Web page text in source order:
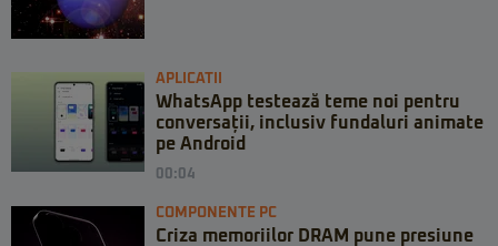
APLICATII
WhatsApp testează teme noi pentru
conversații, inclusiv fundaluri animate
pe Android
00:04
COMPONENTE PC
Criza memoriilor DRAM pune presiune